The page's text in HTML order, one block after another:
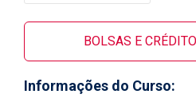
BOLSAS E
Informações do Curso: